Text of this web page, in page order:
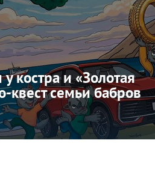
костра и «Золотая
квест семьи бабров